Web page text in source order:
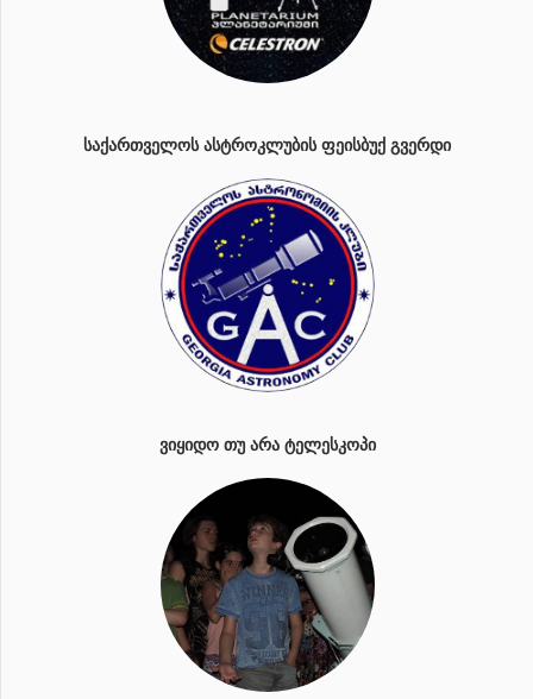
ᲡᲐᲥᲐᲠᲗᲕᲔᲚᲝᲡ ᲐᲡᲢᲠᲝᲙᲚᲣᲑᲘᲡ ᲤᲔᲘᲡᲑᲣᲥ ᲒᲕᲔᲠᲓᲘ
ᲕᲘᲧᲘᲓᲝ ᲗᲣ ᲐᲠᲐ ᲢᲔᲚᲔᲡᲙᲝᲞᲘ